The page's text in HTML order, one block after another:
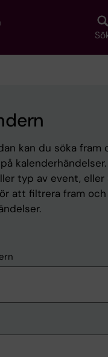
kan du söka fram
typ av event,
att filtrera fram